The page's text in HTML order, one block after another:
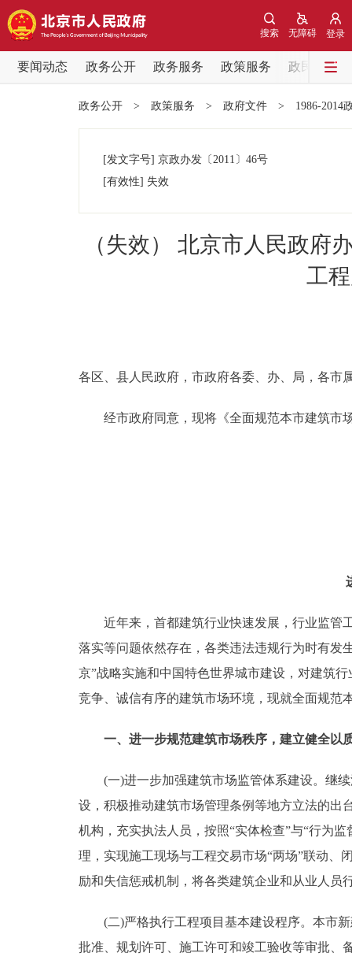
登录
无障碍
搜索
要闻动态 政务公开 政务服务 政策服务
政民互动
党中央精神
政务公开
12345网上接诉即办
参与调查
走进北京
北京概况
绿色北京
多语种
DEUTSCH
政务公开 > 政策服务 > 政府文件 > 1986-2014
[发文字号] 京政办发 〔2011〕 46号
[有效性] 失效
（失效） 北京市人民政府
工
各区、县人民政府，市政府各委、办、局，各市
经市政府同意，现将《全面规范本市建筑市场
近年来，首都建筑行业快速发展，行业监管工
落实等问题依然存在，各类违法违规行为时有发
京”战略实施和中国特色世界城市建设，对建筑
竞争、诚信有序的建筑市场环境，现就全面规范
一、进一步规范建筑市场秩序，建立健全以
(一)进一步加强建筑市场监管体系建设。继续
设，积极推动建筑市场管理条例等地方立法的出
机构，充实执法人员，按照“实体检查”与“行为
理，实现施工现场与工程交易市场“两场”联动、
励和失信惩戒机制，将各类建筑企业和从业人员
(二)严格执行工程项目基本建设程序。本市新
批准、规划许可、施工许可和竣工验收等审批、